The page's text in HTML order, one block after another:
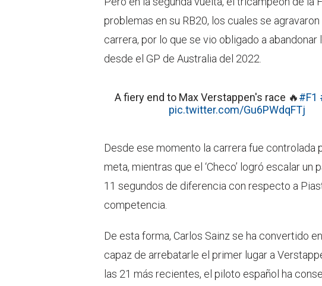
problemas en su RB20, los cuales se
carrera, por lo que se vio obligado a
desde el GP de Australia del 2022.
A fiery end to Max Verstappen's race 🔥#F1
pic.twitter.com/Gu6PWdqFTj
Desde ese momento la carrera fue controlada
meta, mientras que el ‘Checo’ logró escalar un
11 segundos de diferencia con respecto a
competencia.
De esta forma, Carlos Sainz se ha convertido
capaz de arrebatarle el primer lugar a
las 21 más recientes, el piloto español ha